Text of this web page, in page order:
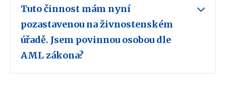
Tuto činnost mám nyní
pozastavenou na živnostenském
úřadě. Jsem povinnou osobou dle
AML zákona?